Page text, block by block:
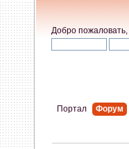
Добро пожаловать,
Портал Форум